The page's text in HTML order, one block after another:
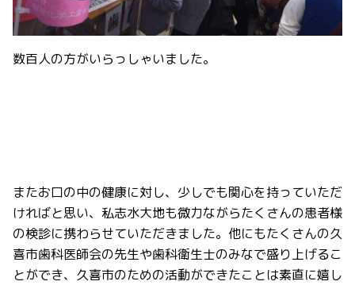
数百人の方がいらっしゃいました。
またお口の中の健康に対し、少しでも関心を持っていただ
ければと思い、私志水大地も微力ながらたくさんの患者様
の検診に携わらせていただきました。他にもたくさんの久
喜市歯科医師会の先生や歯科衛生士のみなで盛り上げるこ
とができ、久喜市のための活動ができたことは素直に嬉し